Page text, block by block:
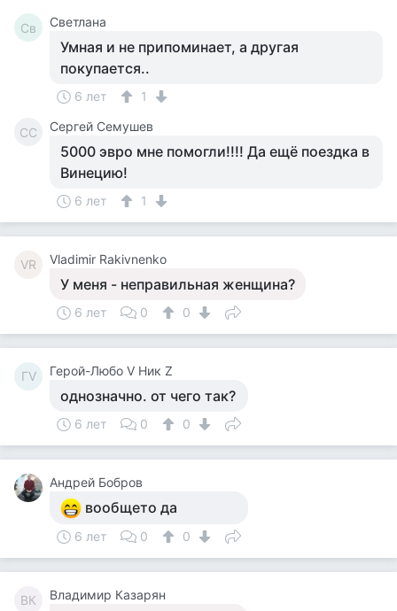
Св Светлана
Умная и не припоминает, а другая
покупается..
6 лет 1
СС Сергей Семушев
5000 эвро мне помогли!!!! Да ещё поездка в
Винецию!
6 лет 1
VR Vladimir Rakivnenko
У меня - неправильная женщина?
6 лет 0 0
ГV Герой-Любо V Ник Z
однозначно. от чего так?
6 лет 0 0
Андрей Бобров
вообщето да
6 лет 0 0
ВК Владимир Казарян